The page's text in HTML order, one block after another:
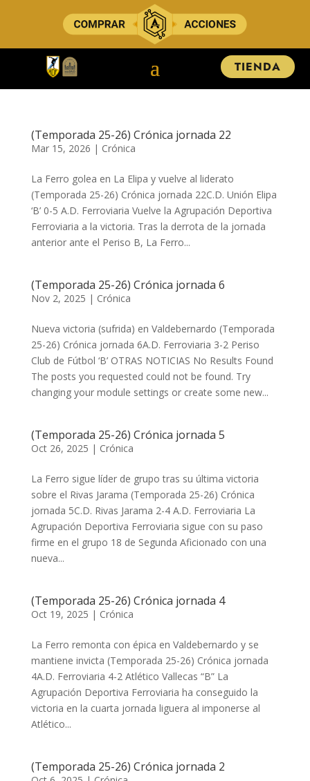
TIENDA
(Temporada 25-26) Crónica jornada 22
Mar 15, 2026 | Crónica
La Ferro golea en La Elipa y vuelve al liderato
(Temporada 25-26) Crónica jornada 22C.D. Unión Elipa
‘B’ 0-5 A.D. Ferroviaria ​​​​​Vuelve la Agrupación Deportiva
Ferroviaria a la victoria. Tras la derrota de la jornada
anterior ante el Periso B, La Ferro...
(Temporada 25-26) Crónica jornada 6
Nov 2, 2025 | Crónica
Nueva victoria (sufrida) en Valdebernardo (Temporada
25-26) Crónica jornada 6A.D. Ferroviaria 3-2 Periso
Club de Fútbol ‘B’ OTRAS NOTICIAS No Results Found
The posts you requested could not be found. Try
changing your module settings or create some new...
(Temporada 25-26) Crónica jornada 5
Oct 26, 2025 | Crónica
La Ferro sigue líder de grupo tras su última victoria
sobre el Rivas Jarama (Temporada 25-26) Crónica
jornada 5C.D. Rivas Jarama 2-4 A.D. Ferroviaria ​​​​​La
Agrupación Deportiva Ferroviaria sigue con su paso
firme en el grupo 18 de Segunda Aficionado con una
nueva...
(Temporada 25-26) Crónica jornada 4
Oct 19, 2025 | Crónica
La Ferro remonta con épica en Valdebernardo y se
mantiene invicta (Temporada 25-26) Crónica jornada
4A.D. Ferroviaria 4-2 Atlético Vallecas “B” ​​​​​La
Agrupación Deportiva Ferroviaria ha conseguido la
victoria en la cuarta jornada liguera al imponerse al
Atlético...
(Temporada 25-26) Crónica jornada 2